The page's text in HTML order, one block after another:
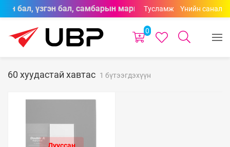
бал, үзгэн бал, самбарын маркерууд өнгөний
Тусламж Үнийн санал
0
60 хуудастай хавтас 1 бүтээгдэхүүн